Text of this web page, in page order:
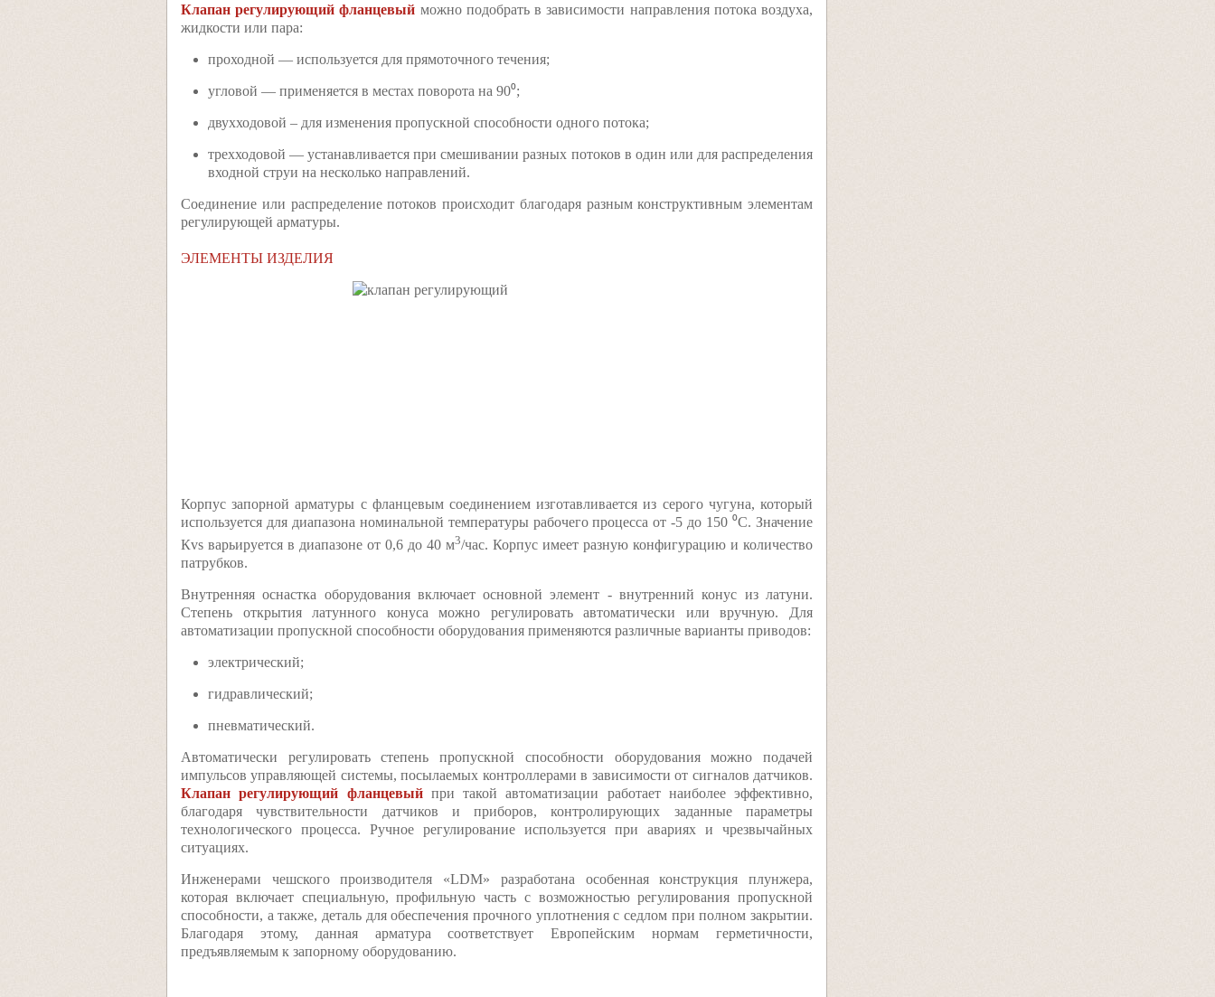
Клапан регулирующий фланцевый можно подобрать в зависимости направления потока воздуха,
жидкости или пара:
проходной — используется для прямоточного течения;
угловой — применяется в местах поворота на 90⁰;
двухходовой – для изменения пропускной способности одного потока;
трехходовой — устанавливается при смешивании разных потоков в один или для распределения
входной струи на несколько направлений.
Соединение или распределение потоков происходит благодаря разным конструктивным элементам
регулирующей арматуры.
ЭЛЕМЕНТЫ ИЗДЕЛИЯ
Корпус запорной арматуры с фланцевым соединением изготавливается из серого чугуна, который
используется для диапазона номинальной температуры рабочего процесса от -5 до 150 ⁰С. Значение
Кvs варьируется в диапазоне от 0,6 до 40 м3/час. Корпус имеет разную конфигурацию и количество
патрубков.
Внутренняя оснастка оборудования включает основной элемент - внутренний конус из латуни.
Степень открытия латунного конуса можно регулировать автоматически или вручную. Для
автоматизации пропускной способности оборудования применяются различные варианты приводов:
электрический;
гидравлический;
пневматический.
Автоматически регулировать степень пропускной способности оборудования можно подачей
импульсов управляющей системы, посылаемых контроллерами в зависимости от сигналов датчиков.
Клапан регулирующий фланцевыйпри такой автоматизации работает наиболее эффективно,
благодаря чувствительности датчиков и приборов, контролирующих заданные параметры
технологического процесса. Ручное регулирование используется при авариях и чрезвычайных
ситуациях.
Инженерами чешского производителя «LDM» разработана особенная конструкция плунжера,
которая включает специальную, профильную часть с возможностью регулирования пропускной
способности, а также, деталь для обеспечения прочного уплотнения с седлом при полном закрытии.
Благодаря этому, данная арматура соответствует Европейским нормам герметичности,
предъявляемым к запорному оборудованию.